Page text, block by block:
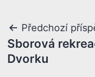
Předchozí
Sborová
Dvorku